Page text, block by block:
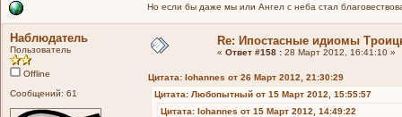
Но если бы даже мы или Ангел с неба стал
Наблюдатель
Пользователь
Offline
Сообщений: 61
Re: Ипостасные идиомы
« Ответ #158 : 28 Март 2012, 16:41:10 »
Цитата: Iohannes от 26 Март 2012, 21:30:29
Цитата: Любопытный от 15 Март 2012, 15:55:57
Цитата: Iohannes от 15 Март 2012, 14:49:22